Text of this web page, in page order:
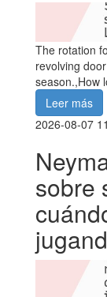
The rotation
revolving
season.,How
Leer más
2026-08-07
sobre